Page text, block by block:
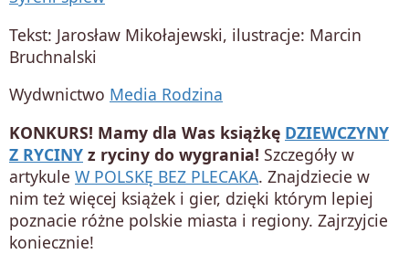
Tekst: Jarosław Mikołajewski, ilustracje: Marcin
Bruchnalski
Wydwnictwo Media Rodzina
KONKURS! Mamy dla Was książkę DZIEWCZYNY
Z RYCINY z ryciny do wygrania! Szczegóły w
artykule W POLSKĘ BEZ PLECAKA. Znajdziecie w
nim też więcej książek i gier, dzięki którym lepiej
poznacie różne polskie miasta i regiony. Zajrzyjcie
koniecznie!